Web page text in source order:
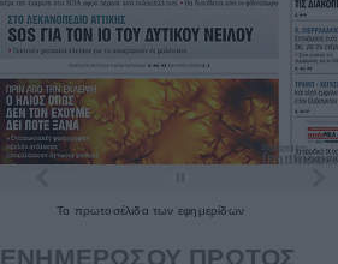
Τα πρωτοσέλιδατων εφημερίδων
ΕΝΗΜΕΡΩΣΟΥ ΠΡΩΤΟΣ